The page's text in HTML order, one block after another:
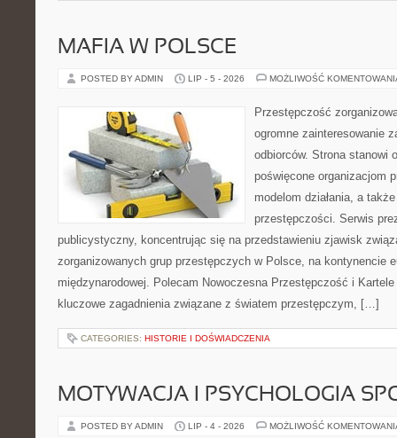
MAFIA W POLSCE
POSTED BY ADMIN LIP - 5 - 2026 MOŻLIWOŚĆ
Przestępczość
ogromne zainteresowanie
odbiorców. Strona stanowi
poświęcone organizacjom
modelom działania, a
przestępczości. Serwis
publicystyczny, koncentrując się na przedstawieniu zjawisk
zorganizowanych grup przestępczych w Polsce, na kontynencie
międzynarodowej. Polecam Nowoczesna Przestępczość i
kluczowe zagadnienia związane z światem przestępczym, […]
CATEGORIES: HISTORIE I DOŚWIADCZENIA
MOTYWACJA I PSYCHOLOGIA
POSTED BY ADMIN LIP - 4 - 2026 MOŻLIWOŚĆ